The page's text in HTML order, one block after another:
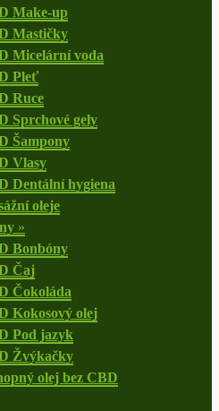
Make-up
Mastičky
Micelární voda
Pleť
Ruce
Sprchové gely
Šampony
Vlasy
Dentální hygiena
oleje
»
Bonbóny
Čaj
Čokoláda
Kokosový olej
Pod jazyk
Žvýkačky
olej bez CBD